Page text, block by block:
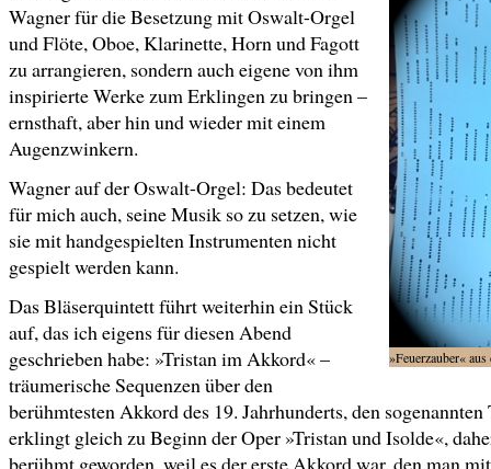
»Feuerzauber«
Wagner für die Besetzung mit Oswalt-Orgel
und Flöte, Oboe, Klarinette, Horn und Fagott
zu arrangieren, sondern auch eigene von ihm
inspirierte Werke zum Erklingen zu bringen –
ernsthaft, aber hin und wieder mit einem
Augenzwinkern.
Wagner auf der Oswalt-Orgel: Das bedeutet
für mich auch, seine Musik so zu setzen, wie
sie mit handgespielten Instrumenten nicht
gespielt werden kann.
Das Bläserquintett führt weiterhin ein Stück
auf, das ich eigens für diesen Abend
geschrieben habe: »Tristan im Akkord« –
träumerische Sequenzen über den
berühmtesten Akkord des 19. Jahrhunderts, den
erklingt gleich zu Beginn der Oper »Tristan und Isolde«,
berühmt geworden, weil es der erste Akkord war, den man